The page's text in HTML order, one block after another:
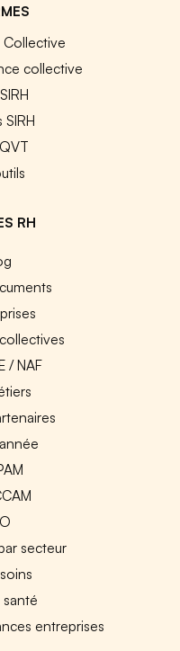
collective
RH
/ NAF
secteur
entreprises